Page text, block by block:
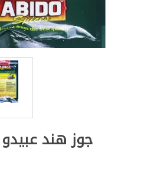
جوز هند عبيدو 50غ